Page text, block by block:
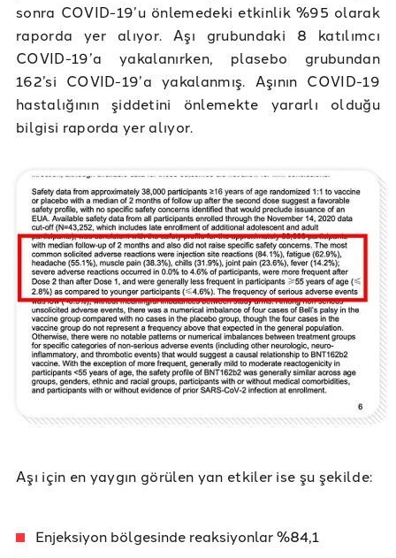
sonra COVID-19’u önlemedeki etkinlik %95 olarak
raporda yer alıyor. Aşı grubundaki 8 katılımcı
COVID-19’a yakalanırken, plasebo grubundan
162’si COVID-19’a yakalanmış. Aşının COVID-19
hastalığının şiddetini önlemekte yararlı olduğu
bilgisi raporda yer alıyor.
Aşı için en yaygın görülen yan etkiler ise şu şekilde:
Enjeksiyon bölgesinde reaksiyonlar %84,1